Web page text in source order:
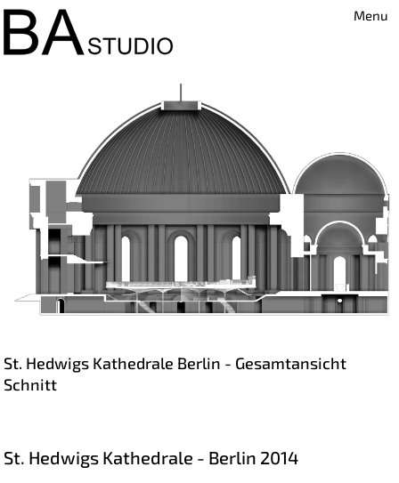
Menu
St. Hedwigs Kathedrale Berlin - Gesamtansicht
Schnitt
St. Hedwigs Kathedrale - Berlin 2014